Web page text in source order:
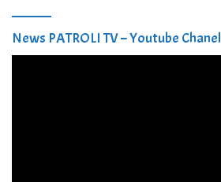
News PATROLI TV – Youtube Chanel